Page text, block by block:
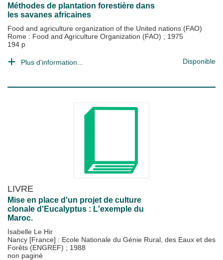
Méthodes de plantation forestière dans
les savanes africaines
Food and agriculture organization of the United nations (FAO)
Rome : Food and Agriculture Organization (FAO) ; 1975
194 p
Plus d'information... Disponible
LIVRE
Mise en place d'un projet de culture
clonale d'Eucalyptus : L'exemple du
Maroc.
Isabelle Le Hir
Nancy [France] : Ecole Nationale du Génie Rural, des Eaux et des
Forêts (ENGREF) ; 1988
non paginé